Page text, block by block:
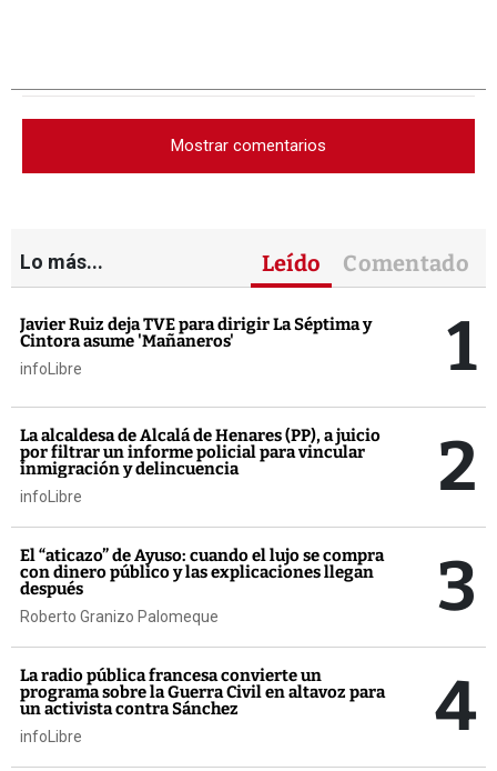
Mostrar comentarios
Lo más... Leído Comentado
Javier Ruiz deja TVE para dirigir La Séptima y
Cintora asume 'Mañaneros'
infoLibre 1
La alcaldesa de Alcalá de Henares (PP), a juicio
por filtrar un informe policial para vincular
inmigración y delincuencia
infoLibre 2
El “aticazo” de Ayuso: cuando el lujo se compra
con dinero público y las explicaciones llegan
después
Roberto Granizo Palomeque 3
La radio pública francesa convierte un
programa sobre la Guerra Civil en altavoz para
un activista contra Sánchez
infoLibre 4